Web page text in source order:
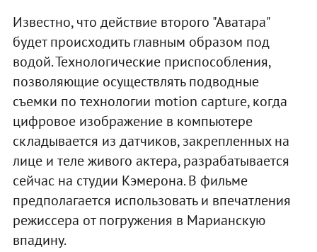
Известно, что действие второго "Аватара"
будет происходить главным образом под
водой. Технологические приспособления,
позволяющие осуществлять подводные
съемки по технологии motion capture, когда
цифровое изображение в компьютере
складывается из датчиков, закрепленных на
лице и теле живого актера, разрабатывается
сейчас на студии Кэмерона. В фильме
предполагается использовать и впечатления
режиссера от погружения в Марианскую
впадину.